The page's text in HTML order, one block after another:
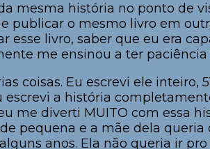
mesma história no ponto de
publicar o mesmo livro em
livro, saber que eu era
me ensinou a ter paciência
coisas. Eu escrevi ele
escrevi a história
me diverti MUITO com essa
pequena e a mãe dela
anos. Ela não queria ir